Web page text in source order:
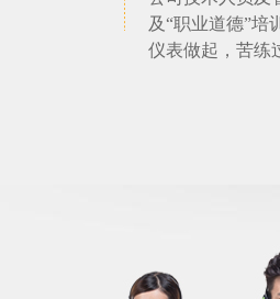
及“职业道德”培
仪表做起，苦练